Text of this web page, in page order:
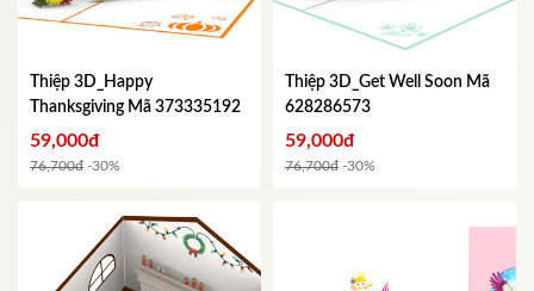
Thiệp 3D_Happy
Thanksgiving Mã 373335192
59,000đ
76,700đ -30%
Thiệp 3D_Get Well Soon Mã
628286573
59,000đ
76,700đ -30%